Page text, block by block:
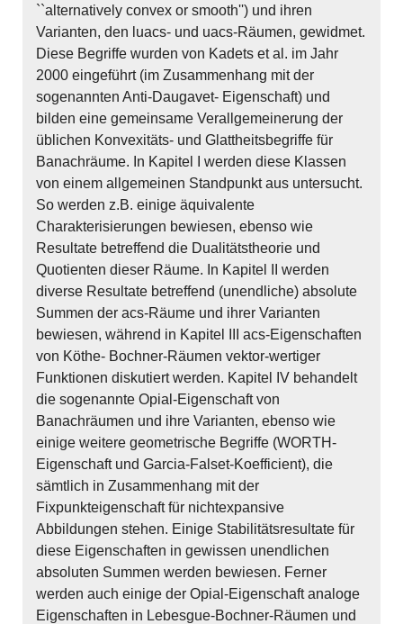
``alternatively convex or smooth'') und ihren
Varianten, den luacs- und uacs-Räumen, gewidmet.
Diese Begriffe wurden von Kadets et al. im Jahr
2000 eingeführt (im Zusammenhang mit der
sogenannten Anti-Daugavet- Eigenschaft) und
bilden eine gemeinsame Verallgemeinerung der
üblichen Konvexitäts- und Glattheitsbegriffe für
Banachräume. In Kapitel I werden diese Klassen
von einem allgemeinen Standpunkt aus untersucht.
So werden z.B. einige äquivalente
Charakterisierungen bewiesen, ebenso wie
Resultate betreffend die Dualitätstheorie und
Quotienten dieser Räume. In Kapitel II werden
diverse Resultate betreffend (unendliche) absolute
Summen der acs-Räume und ihrer Varianten
bewiesen, während in Kapitel III acs-Eigenschaften
von Köthe- Bochner-Räumen vektor-wertiger
Funktionen diskutiert werden. Kapitel IV behandelt
die sogenannte Opial-Eigenschaft von
Banachräumen und ihre Varianten, ebenso wie
einige weitere geometrische Begriffe (WORTH-
Eigenschaft und Garcia-Falset-Koefficient), die
sämtlich in Zusammenhang mit der
Fixpunkteigenschaft für nichtexpansive
Abbildungen stehen. Einige Stabilitätsresultate für
diese Eigenschaften in gewissen unendlichen
absoluten Summen werden bewiesen. Ferner
werden auch einige der Opial-Eigenschaft analoge
Eigenschaften in Lebesgue-Bochner-Räumen und